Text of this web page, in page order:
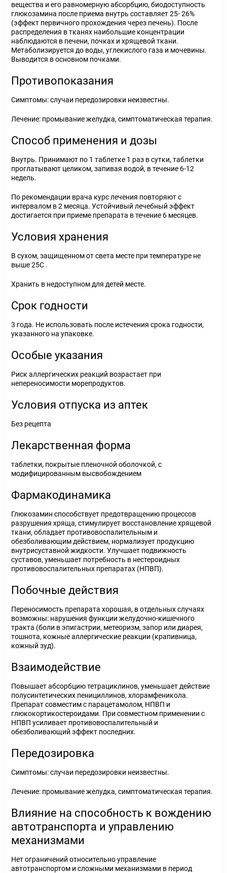
вещества и его равномерную абсорбцию, биодоступность
глюкозамина после приема внутрь составляет 25- 26%
(эффект первичного прохождения через печень). После
распределения в тканях наибольшие концентрации
наблюдаются в печени, почках и хрящевой ткани.
Метаболизируется до воды, углекислого газа и мочевины.
Выводится в основном почками.
Противопоказания
Симптомы:случаи передозировки неизвестны.
Лечение: промывание желудка, симптоматическая терапия.
Способ применения и дозы
Внутрь. Принимают по 1 таблетке 1 раз в сутки, таблетки
проглатывают целиком, запивая водой, в течение 6-12
недель.
По рекомендации врача курс лечения повторяют с
интервалом в 2 месяца. Устойчивый лечебный эффект
достигается при приеме препарата в течение 6 месяцев.
Условия хранения
В сухом, защищенном от света месте при температуре не
выше 25С .
Хранить в недоступном для детей месте.
Срок годности
3 года. Не использовать после истечения срока годности,
указанного на упаковке.
Особые указания
Риск аллергических реакций возрастает при
непереносимости морепродуктов.
Условия отпуска из аптек
Без рецепта
Лекарственная форма
таблетки, покрытые пленочной оболочкой, с
модифицированным высвобождением
Фармакодинамика
Глюкозамин способствует предотвращению процессов
разрушения хряща, стимулирует восстановление хрящевой
ткани, обладает противовоспалительным и
обезболивающим действием, нормализует продукцию
внутрисуставной жидкости. Улучшает подвижность
суставов, уменьшает потребность в нестероидных
противовоспалительных препаратах (НПВП).
Побочные действия
Переносимость препарата хорошая, в отдельных случаях
возможны: нарушения функции желудочно-кишечного
тракта (боли в эпигастрии, метеоризм, запор или диарея,
тошнота, кожные аллергические реакции (крапивница,
кожный зуд).
Взаимодействие
Повышает абсорбцию тетрациклинов, уменьшает действие
полусинтетических пенициллинов, хлорамфеникола.
Препарат совместим с парацетамолом, НПВП и
глюкокортикостероидами. При совместном применении с
НПВП усиливает противовоспалительный и
обезболивающий эффект последних.
Передозировка
Симптомы:случаи передозировки неизвестны.
Лечение: промывание желудка, симптоматическая терапия.
Влияние на способность к вождению
автотранспорта и управлению
механизмами
Нет ограничений относительно управление
автотранспортом и сложными механизмами в период